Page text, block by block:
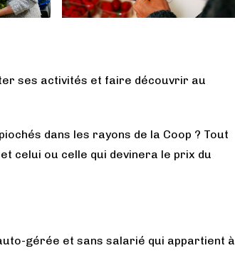
ses activités et faire découvrir au
dans les rayons de la Coop ? Tout
celui ou celle qui devinera le prix du
gérée et sans salarié qui appartient à